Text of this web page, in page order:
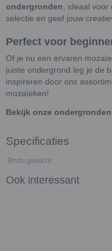
ondergronden , ideaal
selectie en geef jouw
Perfect voor
Of je nu een ervaren
juiste ondergrond leg je de
inspireren door ons
mozaïeken!
Bekijk onze
Specificaties
Bruto gewicht
Ook interessant